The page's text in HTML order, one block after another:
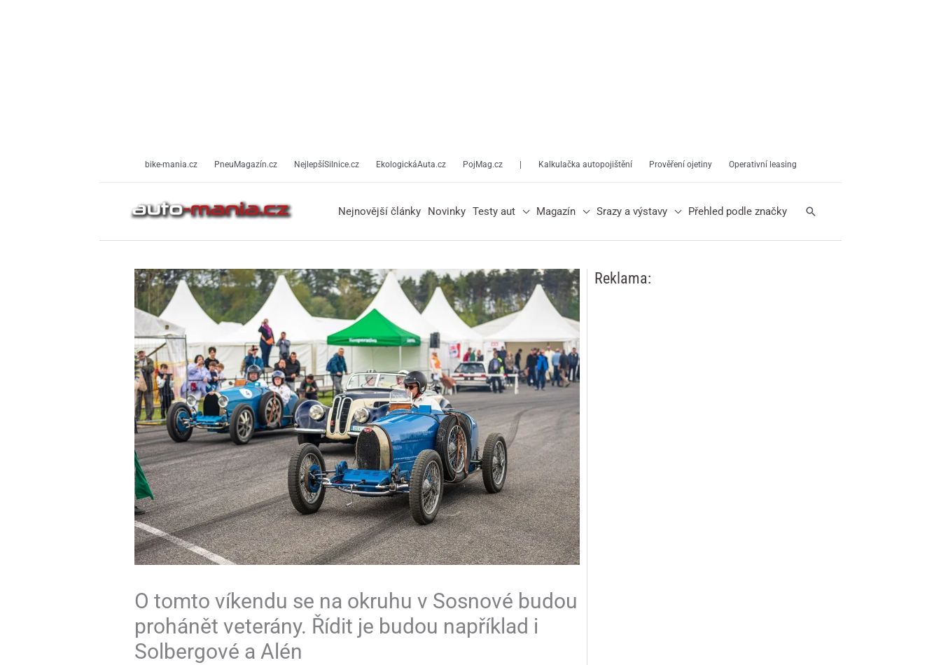
bike-mania.cz PneuMagazín.cz NejlepšíSilnice.cz EkologickáAuta.cz PojMag.cz Kalkulačka autopojištění Prověření ojetiny Operativní leasing
Nejnovější články Novinky Testy aut Magazín Srazy a výstavy Přehled podle značky Hledat
O tomto víkendu se na okruhu v Sosnové budou
prohánět veterány. Řídit je budou například i
Solbergové a Alén
Reklama: